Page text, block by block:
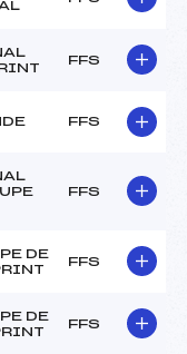
FFS
FFS
FFS
DE
FFS
DE
FFS